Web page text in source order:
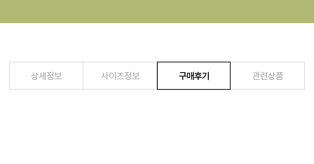
상세정보 사이즈정보 구매후기 관련상품